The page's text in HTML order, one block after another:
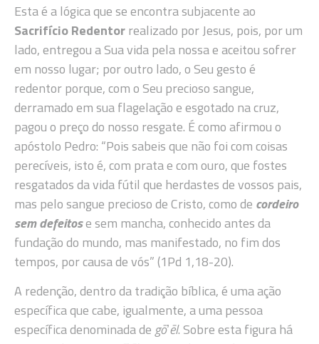
Esta é a lógica que se encontra subjacente ao
Sacrifício Redentorrealizado por Jesus, pois, por um
lado, entregou a Sua vida pela nossa e aceitou sofrer
em nosso lugar; por outro lado, o Seu gesto é
redentor porque, com o Seu precioso sangue,
derramado em sua flagelação e esgotado na cruz,
pagou o preço do nosso resgate. É como afirmou o
apóstolo Pedro: “Pois sabeis que não foi com coisas
perecíveis, isto é, com prata e com ouro, que fostes
resgatados da vida fútil que herdastes de vossos pais,
mas pelo sangue precioso de Cristo, como de cordeiro
sem defeitose sem mancha, conhecido antes da
fundação do mundo, mas manifestado, no fim dos
tempos, por causa de vós” (1Pd 1,18-20).
A redenção, dentro da tradição bíblica, é uma ação
específica que cabe, igualmente, a uma pessoa
específica denominada de gōʼēl. Sobre esta figura há